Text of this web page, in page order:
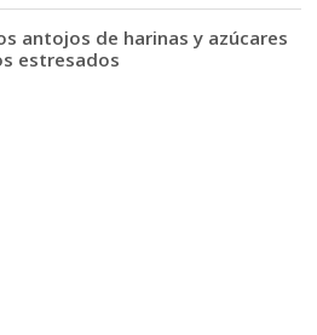
antojos de harinas y azúcares
estresados